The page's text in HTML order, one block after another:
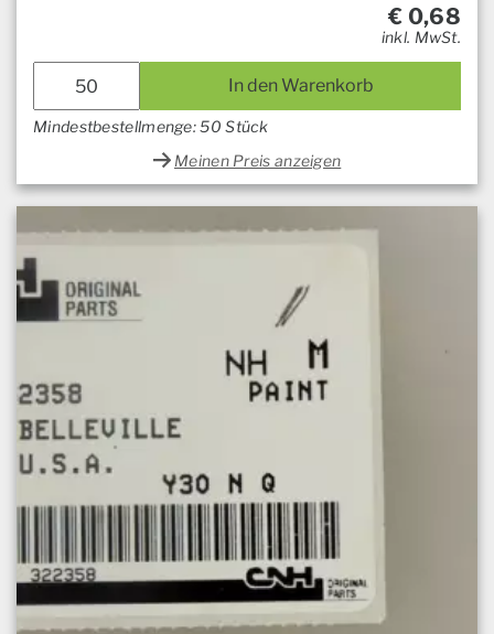
€ 0,68
inkl. MwSt.
In den Warenkorb
Mindestbestellmenge: 50 Stück
Meinen Preis anzeigen